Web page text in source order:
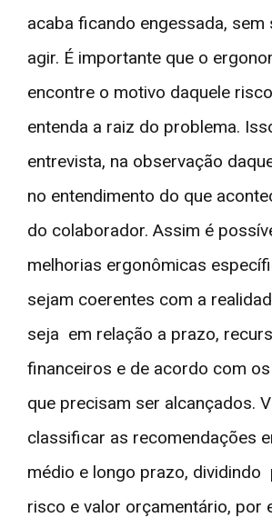
acaba ficando engessada, sem
agir. É importante que o
encontre o motivo daquele
entenda a raiz do problema.
entrevista, na observação
no entendimento do que
do colaborador. Assim é
melhorias ergonômicas
sejam coerentes com a
seja em relação a prazo,
financeiros e de acordo com
que precisam ser alcançados.
classificar as recomendações
médio e longo prazo, dividindo
risco e valor orçamentário, por